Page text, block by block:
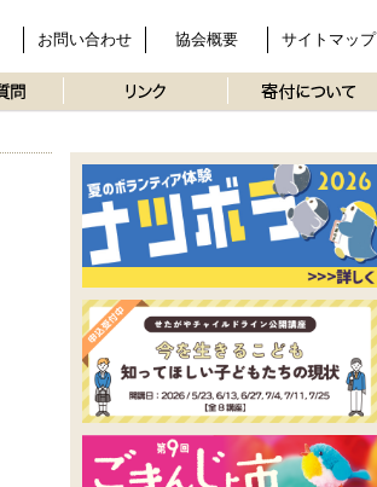
サイトマップ
協会概要
お問い合わせ